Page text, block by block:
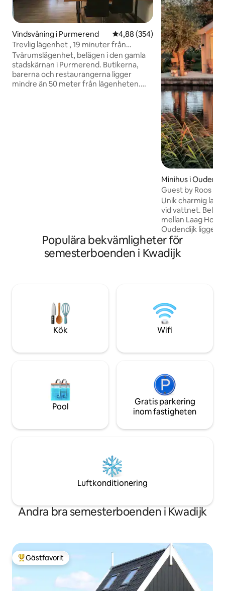
Vindsvåning i Purmerend 4,88 av 5 i genomsnittligt
4,88 (354)
Trevlig lägenhet , 19 minuter från
centrala Amsterdam
Tvårumslägenhet, belägen i den gamla
stadskärnan i Purmerend. Butikerna,
barerna och restaurangerna ligger
mindre än 50 meter från lägenheten.
Minihus i
Guest by Roos
Unik charmig
vid vattnet. Beläget på en idyllisk dike
mellan Laag
Oudendijk ligger
Alkmaar. 30 km
Stugan: soffa,
med tillbehör.
av bil och cyklar.
och olika
Populära bekvämligheter för
semesterboenden i Kwadijk
Kök Wifi
Pool
Gratis parkering
inom fastigheten
Luftkonditionering
Andra bra semesterboenden i Kwadijk
Populär gästfavorit
Gästfavorit